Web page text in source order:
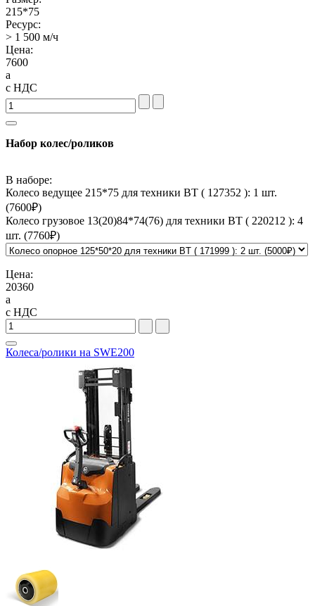
215*75
Ресурс:
> 1 500 м/ч
Цена:
7600
a
с НДС
Набор колес/роликов
В наборе:
Колесо ведущее 215*75 для техники BT ( 127352 ): 1 шт.
(7600₽)
Колесо грузовое 13(20)84*74(76) для техники BT ( 220212 ): 4
шт. (7760₽)
Цена:
20360
a
с НДС
Колеса/ролики на SWE200